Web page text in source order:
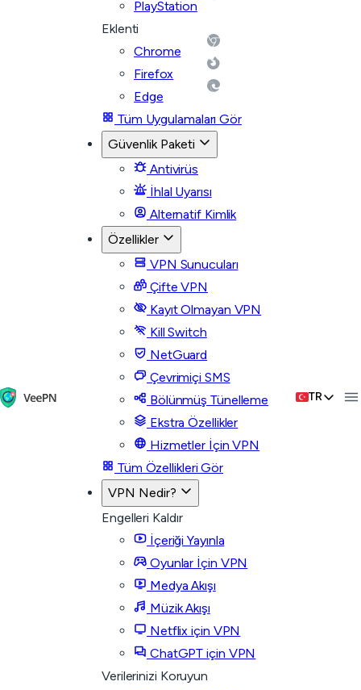
PlayStation
Eklenti
Chrome
Firefox
Edge
Tüm Uygulamaları Gör
Güvenlik Paketi
Antivirüs
İhlal Uyarısı
Alternatif Kimlik
Özellikler
VPN Sunucuları
Çifte VPN
Kayıt Olmayan VPN
Kill Switch
NetGuard
Çevrimiçi SMS
Bölünmüş Tünelleme
Ekstra Özellikler
Hizmetler İçin VPN
Tüm Özellikleri Gör
VPN Nedir?
Engelleri Kaldır
İçeriği Yayınla
Oyunlar İçin VPN
Medya Akışı
Müzik Akışı
Netflix için VPN
ChatGPT için VPN
Verilerinizi Koruyun
TR